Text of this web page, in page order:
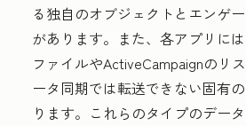
る独自のオブジェクトとエンゲ
があります。また、各アプリに
ファイルやActiveCampaignのリ
ータ同期では転送できない固有
ります。これらのタイプのデータ